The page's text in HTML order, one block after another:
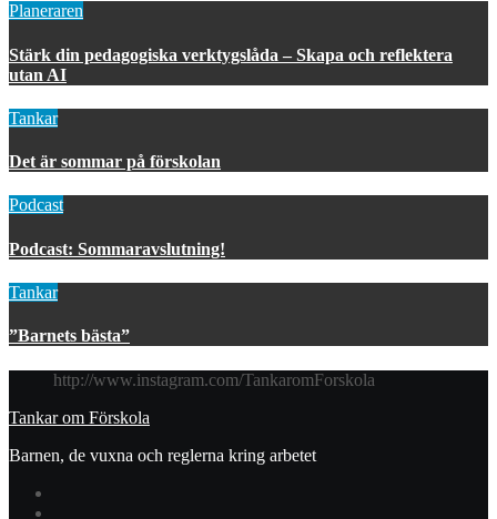
Planeraren
Stärk din pedagogiska verktygslåda – Skapa och reflektera
utan AI
Tankar
Det är sommar på förskolan
Podcast
Podcast: Sommaravslutning!
Tankar
”Barnets bästa”
http://www.instagram.com/TankaromForskola
Tankar om Förskola
Barnen, de vuxna och reglerna kring arbetet